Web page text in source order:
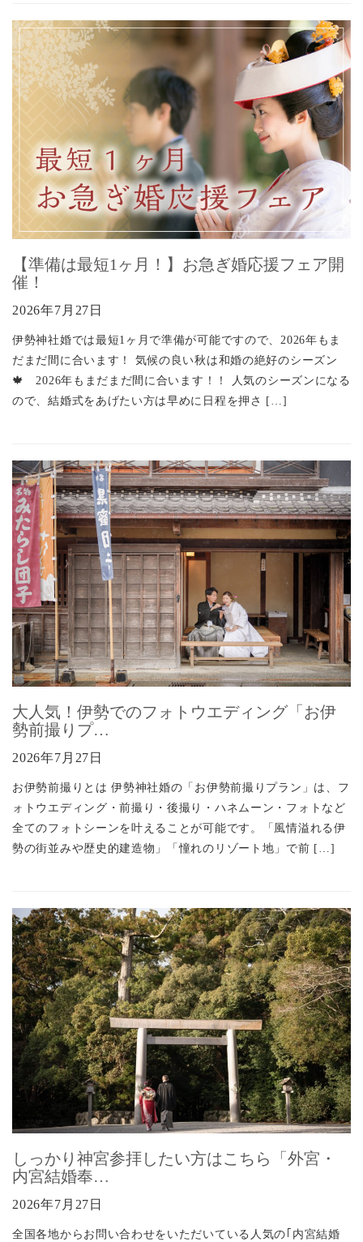
【準備は最短1ヶ月！】お急ぎ婚応援フェア開
催！
2026年7月27日
伊勢神社婚では最短1ヶ月で準備が可能ですので、2026年もま
だまだ間に合います！ 気候の良い秋は和婚の絶好のシーズン
🍁 2026年もまだまだ間に合います！！ 人気のシーズンになる
ので、結婚式をあげたい方は早めに日程を押さ […]
大人気！伊勢でのフォトウエディング「お伊
勢前撮りプ…
2026年7月27日
お伊勢前撮りとは 伊勢神社婚の「お伊勢前撮りプラン」は、フ
ォトウエディング・前撮り・後撮り・ハネムーン・フォトなど
全てのフォトシーンを叶えることが可能です。「風情溢れる伊
勢の街並みや歴史的建造物」「憧れのリゾート地」で前 […]
しっかり神宮参拝したい方はこちら「外宮・
内宮結婚奉…
2026年7月27日
全国各地からお問い合わせをいただいている人気の｢内宮結婚